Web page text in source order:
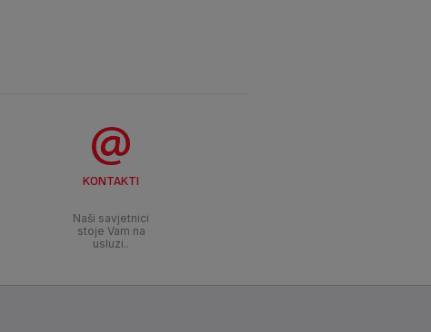
KONTAKTI
Naši savjetnici
stoje Vam na
usluzi..